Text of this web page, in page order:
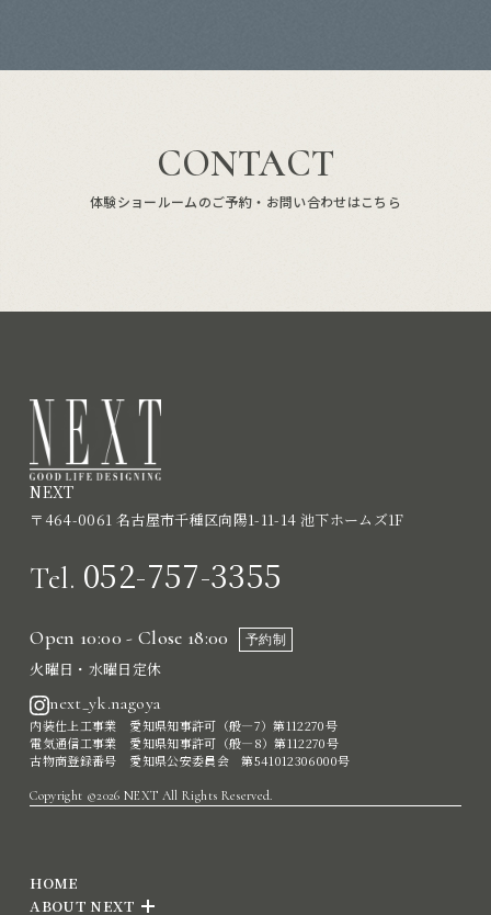
CONTACT
体験ショールームのご予約・お問い合わせはこちら
NEXT
〒464-0061 名古屋市千種区向陽1-11-14 池下ホームズ1F
Tel. 052-757-3355
Open 10:00 - Close 18:00 予約制
火曜日・水曜日定休
next_yk.nagoya
内装仕上工事業 愛知県知事許可（般―7）第112270号
電気通信工事業 愛知県知事許可（般―8）第112270号
古物商登録番号 愛知県公安委員会 第541012306000号
Copyright ©2026 NEXT All Rights Reserved.
HOME
ABOUT NEXT